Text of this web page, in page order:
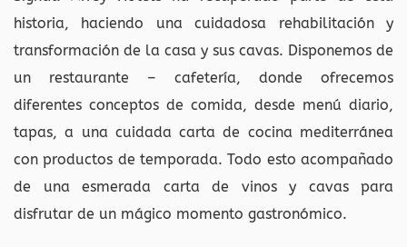
historia, haciendo una cuidadosa rehabilitación y
transformación de la casa y sus cavas. Disponemos de
un restaurante – cafetería, donde ofrecemos
diferentes conceptos de comida, desde menú diario,
tapas, a una cuidada carta de cocina mediterránea
con productos de temporada. Todo esto acompañado
de una esmerada carta de vinos y cavas para
disfrutar de un mágico momento gastronómico.